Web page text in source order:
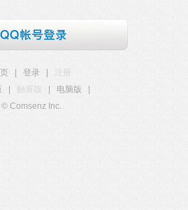
登录
注册
触屏版 电脑版
© Comsenz Inc.